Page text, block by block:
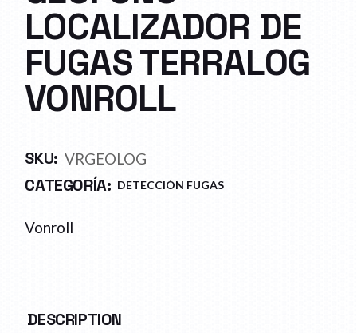
LOCALIZADOR DE
FUGAS TERRALOG
VONROLL
SKU: VRGEOLOG
CATEGORÍA: DETECCIÓN FUGAS
Vonroll
DESCRIPTION